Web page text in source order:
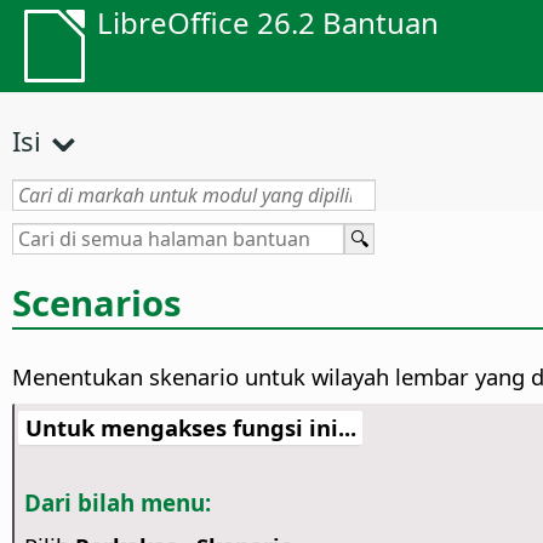
LibreOffice 26.2 Bantuan
Isi
Scenarios
Menentukan skenario untuk wilayah lembar yang
Untuk mengakses fungsi ini...
Dari bilah menu: